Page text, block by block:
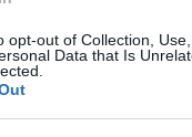
opt-out of Collection,
Data that Is